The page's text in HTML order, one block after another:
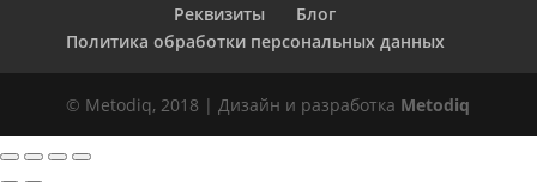
Реквизиты
Блог
Политика обработки персональных данных
© Metodiq, 2018 | Дизайн и разработка Metodiq